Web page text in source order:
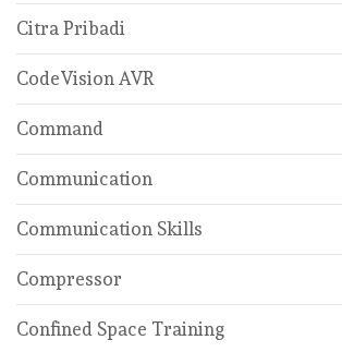
Citra Pribadi
CodeVision AVR
Command
Communication
Communication Skills
Compressor
Confined Space Training